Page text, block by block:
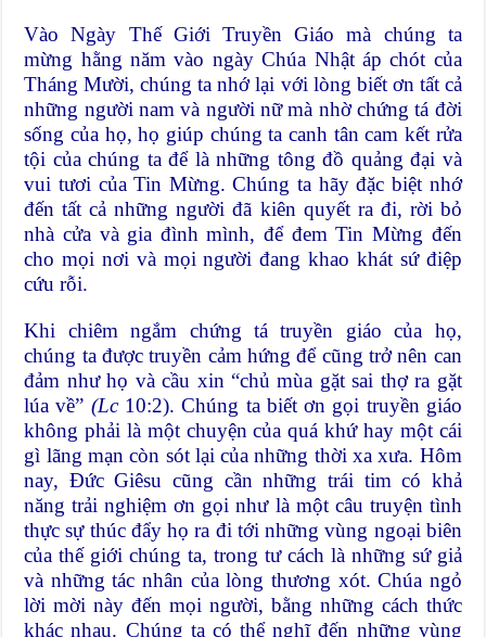
Vào Ngày Thế Giới Truyền Giáo mà chúng ta
mừng hằng năm vào ngày Chúa Nhật áp chót của
Tháng Mười, chúng ta nhớ lại với lòng biết ơn tất cả
những người nam và người nữ mà nhờ chứng tá đời
sống của họ, họ giúp chúng ta canh tân cam kết rửa
tội của chúng ta để là những tông đồ quảng đại và
vui tươi của Tin Mừng. Chúng ta hãy đặc biệt nhớ
đến tất cả những người đã kiên quyết ra đi, rời bỏ
nhà cửa và gia đình mình, để đem Tin Mừng đến
cho mọi nơi và mọi người đang khao khát sứ điệp
cứu rỗi.
Khi chiêm ngắm chứng tá truyền giáo của họ,
chúng ta được truyền cảm hứng để cũng trở nên can
đảm như họ và cầu xin “chủ mùa gặt sai thợ ra gặt
lúa về” (Lc10:2). Chúng ta biết ơn gọi truyền giáo
không phải là một chuyện của quá khứ hay một cái
gì lãng mạn còn sót lại của những thời xa xưa. Hôm
nay, Đức Giêsu cũng cần những trái tim có khả
năng trải nghiệm ơn gọi như là một câu truyện tình
thực sự thúc đẩy họ ra đi tới những vùng ngoại biên
của thế giới chúng ta, trong tư cách là những sứ giả
và những tác nhân của lòng thương xót. Chúa ngỏ
lời mời này đến mọi người, bằng những cách thức
khác nhau. Chúng ta có thể nghĩ đến những vùng